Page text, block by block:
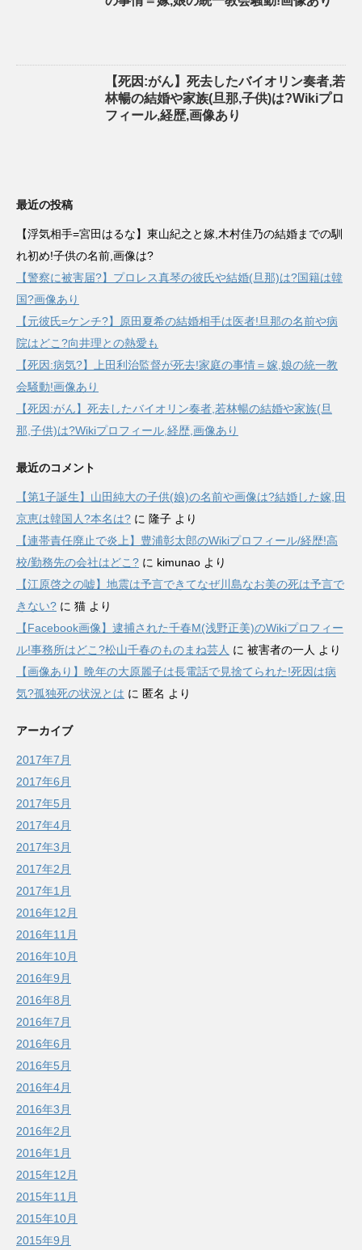
【死因:がん】死去したバイオリン奏者,若
林暢の結婚や家族(旦那,子供)は?Wikiプロ
フィール,経歴,画像あり
最近の投稿
【浮気相手=宮田はるな】東山紀之と嫁,木村佳乃の結婚までの馴
れ初め!子供の名前,画像は?
【警察に被害届?】プロレス真琴の彼氏や結婚(旦那)は?国籍は韓
国?画像あり
【元彼氏=ケンチ?】原田夏希の結婚相手は医者!旦那の名前や病
院はどこ?向井理との熱愛も
【死因:病気?】上田利治監督が死去!家庭の事情＝嫁,娘の統一教
会騒動!画像あり
【死因:がん】死去したバイオリン奏者,若林暢の結婚や家族(旦
那,子供)は?Wikiプロフィール,経歴,画像あり
最近のコメント
【第1子誕生】山田純大の子供(娘)の名前や画像は?結婚した嫁,田
京恵は韓国人?本名は? に 隆子 より
【連帯責任廃止で炎上】豊浦彰太郎のWikiプロフィール/経歴!高
校/勤務先の会社はどこ? に kimunao より
【江原啓之の嘘】地震は予言できてなぜ川島なお美の死は予言で
きない? に 猫 より
【Facebook画像】逮捕された千春M(浅野正美)のWikiプロフィー
ル!事務所はどこ?松山千春のものまね芸人 に 被害者の一人 より
【画像あり】晩年の大原麗子は長電話で見捨てられた!死因は病
気?孤独死の状況とは に 匿名 より
アーカイブ
2017年7月
2017年6月
2017年5月
2017年4月
2017年3月
2017年2月
2017年1月
2016年12月
2016年11月
2016年10月
2016年9月
2016年8月
2016年7月
2016年6月
2016年5月
2016年4月
2016年3月
2016年2月
2016年1月
2015年12月
2015年11月
2015年10月
2015年9月